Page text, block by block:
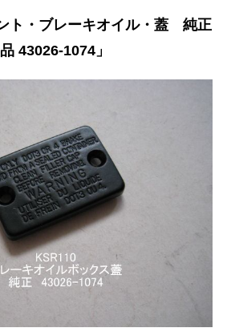
ト・ブレーキオイル・蓋 純正
43026-1074」